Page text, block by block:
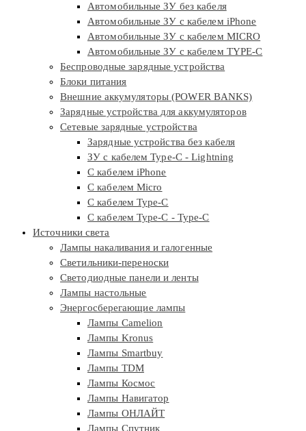
Автомобильные ЗУ без кабеля
Автомобильные ЗУ с кабелем iPhone
Автомобильные ЗУ с кабелем MICRO
Автомобильные ЗУ с кабелем TYPE-C
Беспроводные зарядные устройства
Блоки питания
Внешние аккумуляторы (POWER BANKS)
Зарядные устройства для аккумуляторов
Сетевые зарядные устройства
Зарядные устройства без кабеля
ЗУ с кабелем Type-C - Lightning
С кабелем iPhone
С кабелем Micro
С кабелем Type-C
С кабелем Type-C - Type-C
Источники света
Лампы накаливания и галогенные
Светильники-переноски
Светодиодные панели и ленты
Лампы настольные
Энергосберегающие лампы
Лампы Camelion
Лампы Kronus
Лампы Smartbuy
Лампы TDM
Лампы Космос
Лампы Навигатор
Лампы ОНЛАЙТ
Лампы Спутник